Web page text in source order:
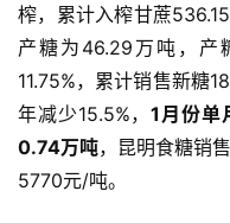
首
页
榨，累计入榨甘蔗
产糖为46.29万吨，产
11.75%，累计销售新糖
年减少15.5%，1月份单
0.74万吨，昆明食糖销
5770元/吨。